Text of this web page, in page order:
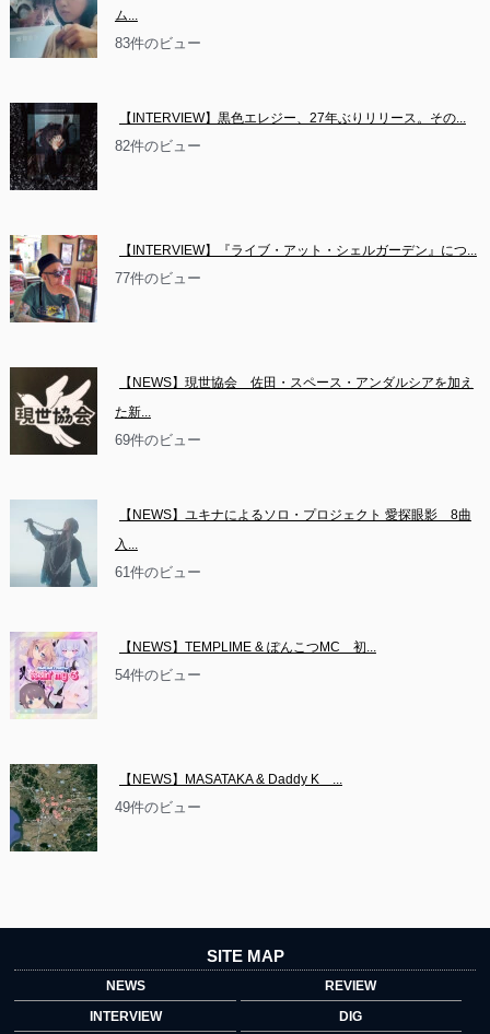
ム...
83件のビュー
【INTERVIEW】黒色エレジー、27年ぶりリリース。その...
82件のビュー
【INTERVIEW】『ライブ・アット・シェルガーデン』につ...
77件のビュー
【NEWS】現世協会　佐田・スペース・アンダルシアを加え
た新...
69件のビュー
【NEWS】ユキナによるソロ・プロジェクト 愛探眼影　8曲
入...
61件のビュー
【NEWS】TEMPLIME & ぽんこつMC　初...
54件のビュー
【NEWS】MASATAKA & Daddy K　...
49件のビュー
SITE MAP
NEWS
REVIEW
INTERVIEW
DIG